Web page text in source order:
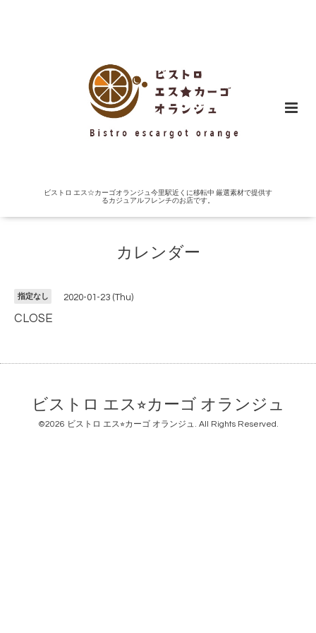
ビストロ エス☆カーゴオランジュ今里駅近くに移転中 厳選素材で提供す
るカジュアルフレンチのお店です。
カレンダー
指定なし 2020-01-23 (Thu)
CLOSE
ビストロ エス⭐︎カーゴ オランジュ
©2026 ビストロ エス⭐︎カーゴ オランジュ. All Rights Reserved.